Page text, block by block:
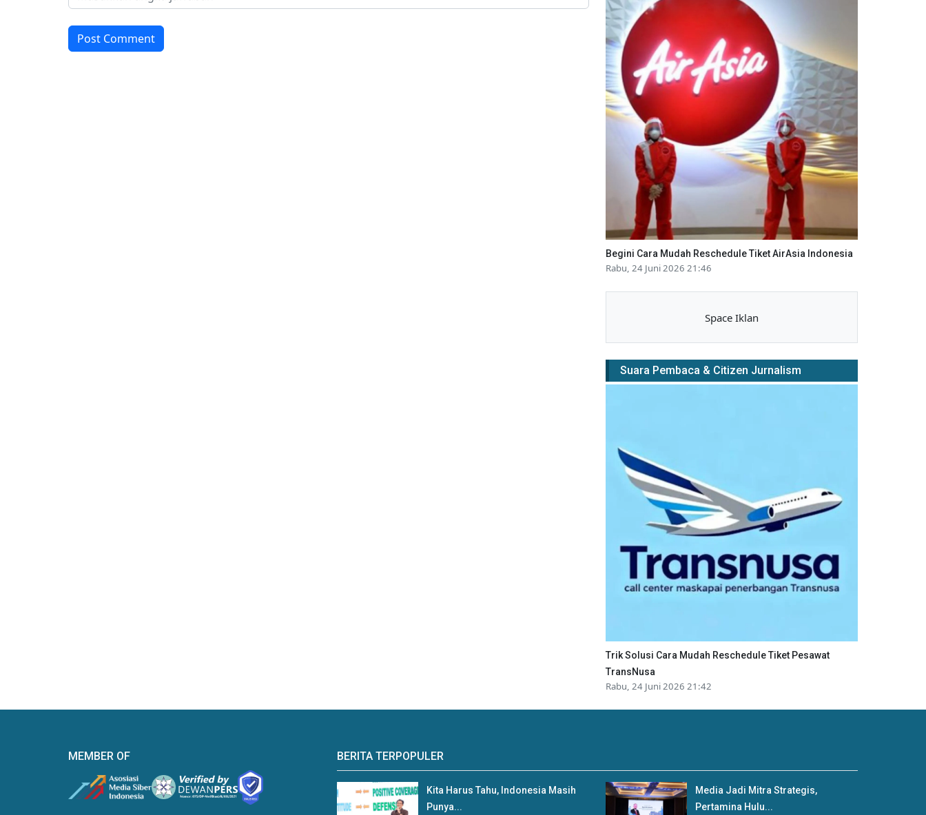
Post Comment
Begini Cara Mudah Reschedule Tiket AirAsia Indonesia
Rabu, 24 Juni 2026 21:46
Space Iklan
Suara Pembaca & Citizen Jurnalism
Trik Solusi Cara Mudah Reschedule Tiket Pesawat
TransNusa
Rabu, 24 Juni 2026 21:42
MEMBER OF BERITA TERPOPULER
Kita Harus Tahu, Indonesia Masih
Punya...
Media Jadi Mitra Strategis,
Pertamina Hulu...